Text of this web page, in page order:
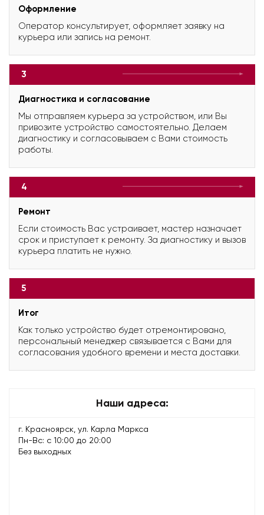
Оформление
Оператор консультирует, оформляет заявку на
курьера или запись на ремонт.
3
Диагностика и согласование
Мы отправляем курьера за устройством, или Вы
привозите устройство самостоятельно. Делаем
диагностику и согласовываем с Вами стоимость
работы.
4
Ремонт
Если стоимость Вас устраивает, мастер назначает
срок и приступает к ремонту. За диагностику и вызов
курьера платить не нужно.
5
Итог
Как только устройство будет отремонтировано,
персональный менеджер связывается с Вами для
согласования удобного времени и места доставки.
Наши адреса:
г. Красноярск, ул. Карла Маркса
Пн-Вс: с 10:00 до 20:00
Без выходных